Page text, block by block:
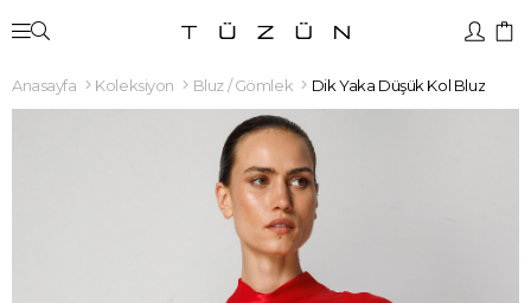
Anasayfa Koleksiyon Bluz / Gömlek Dik Yaka Düşük Kol Bluz